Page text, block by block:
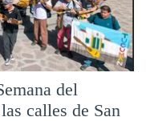
del
calles de San